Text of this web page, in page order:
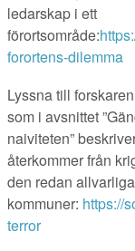
ledarskap i ett
förortsområde:
forortens-dilemma
Lyssna till
som i avsnittet
naiviteten”
återkommer från
den redan
kommuner: https://
terror